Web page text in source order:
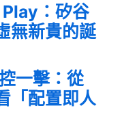
：矽谷
無新貴的誕
一擊：從
「配置即人